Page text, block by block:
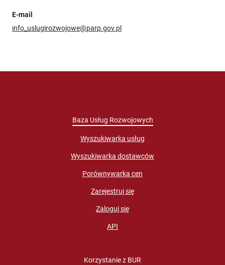
E-mail
info_uslugirozwojowe@parp.gov.pl
Baza Usług Rozwojowych
Wyszukiwarka usług
Wyszukiwarka dostawców
Porównywarka cen
Zarejestruj się
Zaloguj się
API
Korzystanie z BUR